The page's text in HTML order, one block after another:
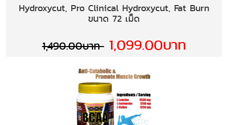
Hydroxycut, Pro Clinical Hydroxycut, Fat Burn
ขนาด 72 เม็ด
1,490.00บาท 1,099.00บาท